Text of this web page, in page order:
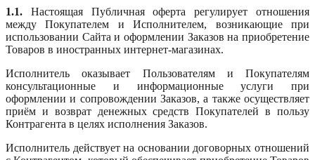
1.1. Настоящая Публичная оферта регулирует отношения
между Покупателем и Исполнителем, возникающие при
использовании Сайта и оформлении Заказов на приобретение
Товаров в иностранных интернет-магазинах.
Исполнитель оказывает Пользователям и Покупателям
консультационные и информационные услуги при
оформлении и сопровождении Заказов, а также осуществляет
приём и возврат денежных средств Покупателей в пользу
Контрагента в целях исполнения Заказов.
Исполнитель действует на основании договорных отношений